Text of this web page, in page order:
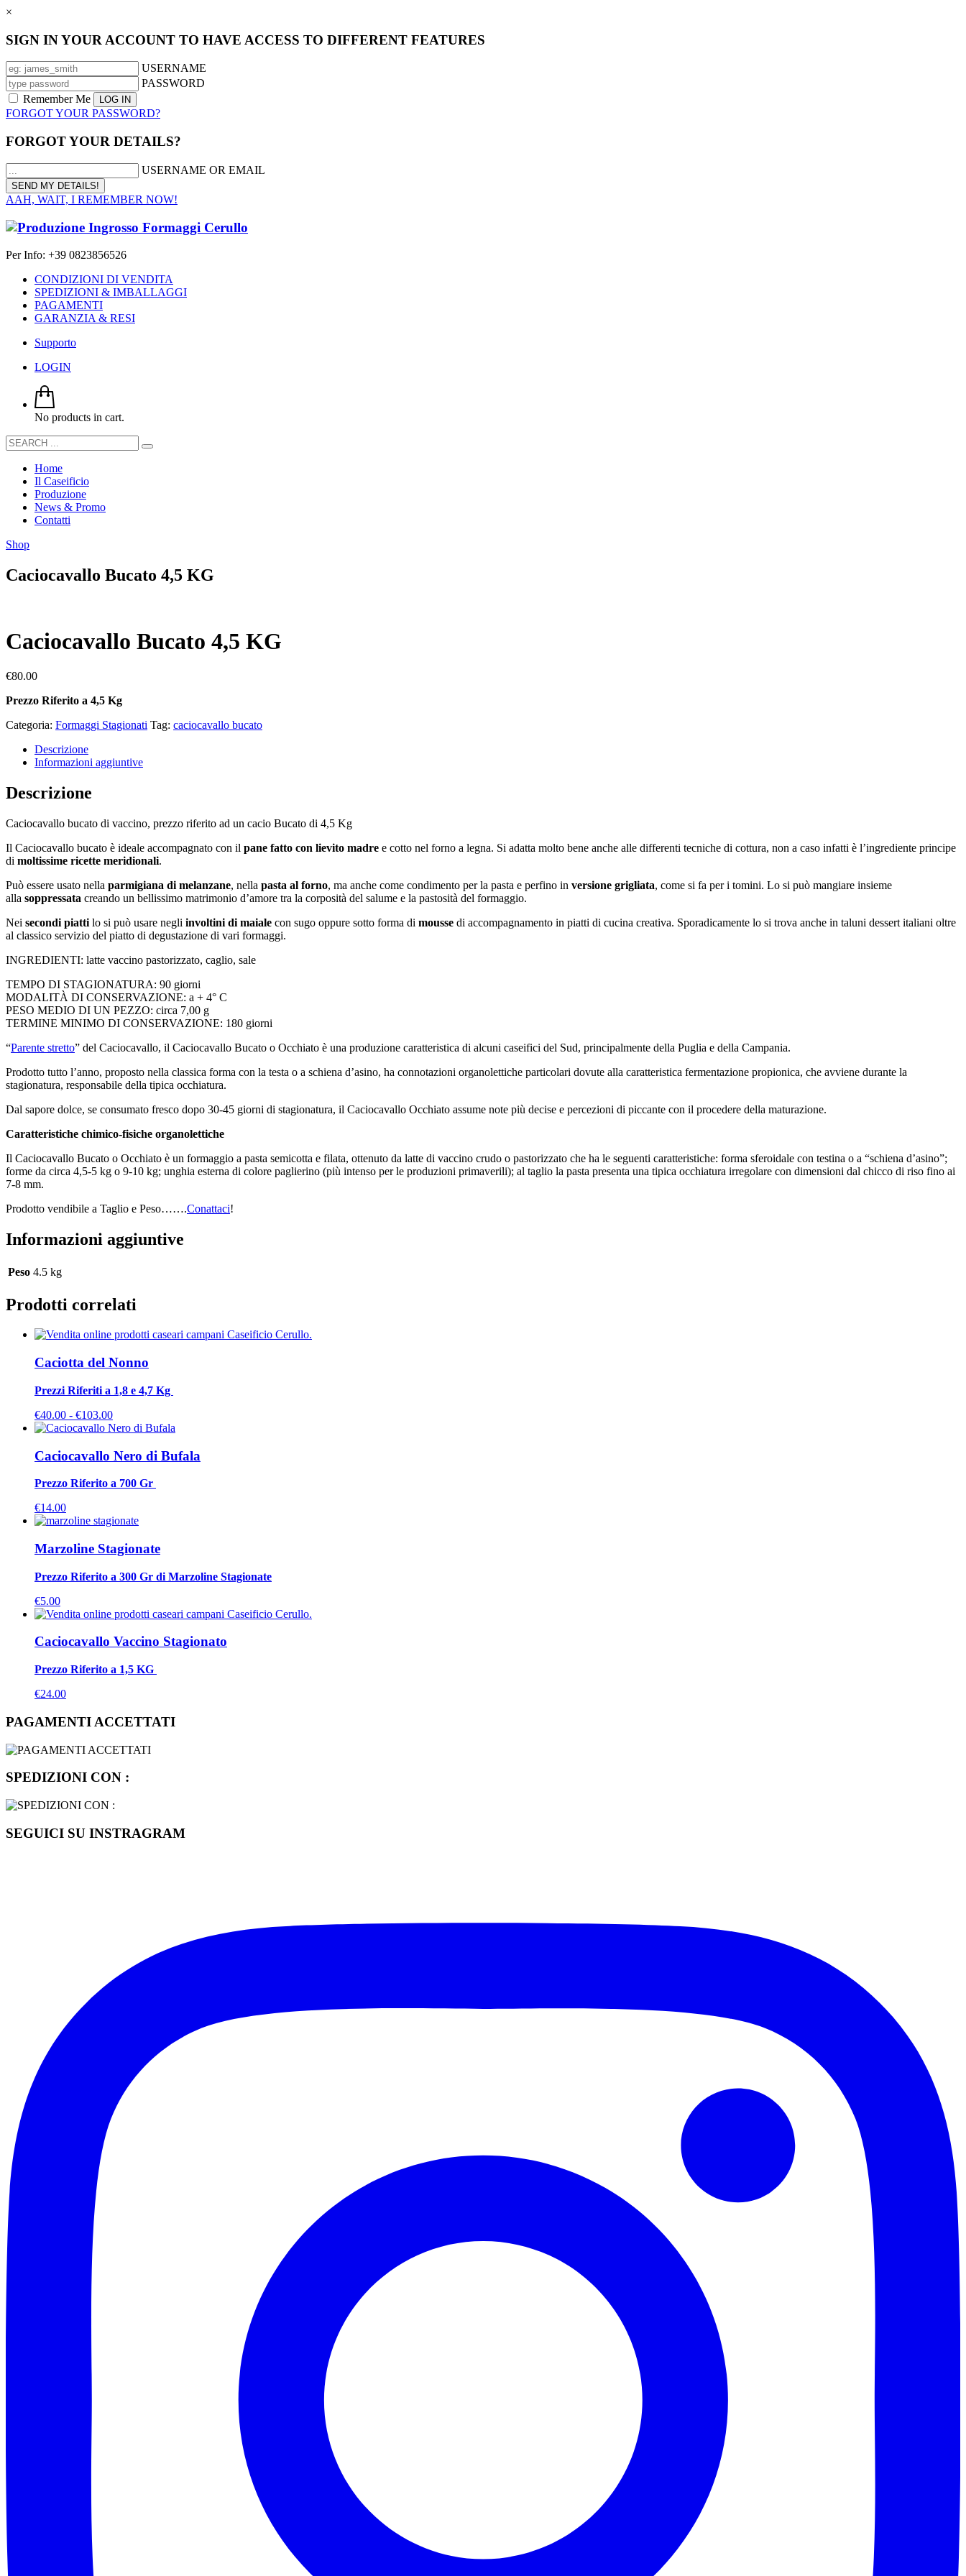
×
SIGN IN YOUR ACCOUNT TO HAVE ACCESS TO DIFFERENT FEATURES
USERNAME
PASSWORD
Remember Me
FORGOT YOUR PASSWORD?
FORGOT YOUR DETAILS?
USERNAME OR EMAIL
AAH, WAIT, I REMEMBER NOW!
Per Info: +39 0823856526
CONDIZIONI DI VENDITA
SPEDIZIONI & IMBALLAGGI
PAGAMENTI
GARANZIA & RESI
Supporto
LOGIN
No products in cart.
Home
Il Caseificio
Produzione
News & Promo
Contatti
Shop
Caciocavallo Bucato 4,5 KG
Caciocavallo Bucato 4,5 KG
€80.00
Prezzo Riferito a 4,5 Kg
Categoria: Formaggi Stagionati Tag: caciocavallo bucato
Descrizione
Informazioni aggiuntive
Descrizione
Caciocavallo bucato di vaccino, prezzo riferito ad un cacio Bucato di 4,5 Kg
Il Caciocavallo bucato è ideale accompagnato con il pane fatto con lievito madre e cotto nel forno a legna. Si adatta molto bene anche alle differenti tecniche di cottura, non a caso infatti è l’ingrediente principe
di moltissime ricette meridionali.
Può essere usato nella parmigiana di melanzane, nella pasta al forno, ma anche come condimento per la pasta e perfino in versione grigliata, come si fa per i tomini. Lo si può mangiare insieme
alla soppressata creando un bellissimo matrimonio d’amore tra la corposità del salume e la pastosità del formaggio.
Nei secondi piatti lo si può usare negli involtini di maiale con sugo oppure sotto forma di mousse di accompagnamento in piatti di cucina creativa. Sporadicamente lo si trova anche in taluni dessert italiani oltre
al classico servizio del piatto di degustazione di vari formaggi.
INGREDIENTI: latte vaccino pastorizzato, caglio, sale
TEMPO DI STAGIONATURA: 90 giorni
MODALITÀ DI CONSERVAZIONE: a + 4° C
PESO MEDIO DI UN PEZZO: circa 7,00 g
TERMINE MINIMO DI CONSERVAZIONE: 180 giorni
“Parente stretto” del Caciocavallo, il Caciocavallo Bucato o Occhiato è una produzione caratteristica di alcuni caseifici del Sud, principalmente della Puglia e della Campania.
Prodotto tutto l’anno, proposto nella classica forma con la testa o a schiena d’asino, ha connotazioni organolettiche particolari dovute alla caratteristica fermentazione propionica, che avviene durante la
stagionatura, responsabile della tipica occhiatura.
Dal sapore dolce, se consumato fresco dopo 30-45 giorni di stagionatura, il Caciocavallo Occhiato assume note più decise e percezioni di piccante con il procedere della maturazione.
Caratteristiche chimico-fisiche organolettiche
Il Caciocavallo Bucato o Occhiato è un formaggio a pasta semicotta e filata, ottenuto da latte di vaccino crudo o pastorizzato che ha le seguenti caratteristiche: forma sferoidale con testina o a “schiena d’asino”;
forme da circa 4,5-5 kg o 9-10 kg; unghia esterna di colore paglierino (più intenso per le produzioni primaverili); al taglio la pasta presenta una tipica occhiatura irregolare con dimensioni dal chicco di riso fino ai
7-8 mm.
Prodotto vendibile a Taglio e Peso…….Conattaci!
Informazioni aggiuntive
Peso 4.5 kg
Prodotti correlati
Caciotta del Nonno
Prezzi Riferiti a 1,8 e 4,7 Kg
€40.00 - €103.00Fascia
di
da
€40.00
a
€103.00
Caciocavallo Nero di Bufala
Prezzo Riferito a 700 Gr
€14.00
Marzoline Stagionate
Prezzo Riferito a 300 Gr di Marzoline Stagionate
€5.00
Caciocavallo Vaccino Stagionato
Prezzo Riferito a 1,5 KG
€24.00
PAGAMENTI ACCETTATI
SPEDIZIONI CON :
SEGUICI SU INSTRAGRAM